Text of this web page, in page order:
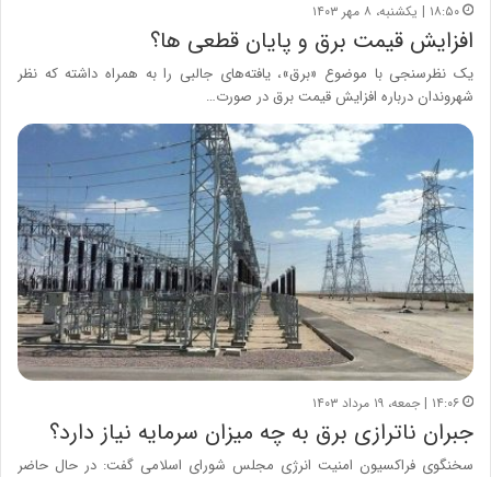
۱۸:۵۰ | یکشنبه، ۸ مهر ۱۴۰۳
افزایش قیمت برق و پایان قطعی ها؟
یک نظرسنجی با موضوع «برق»، یافته‌های جالبی را به همراه داشته که نظر
شهروندان درباره افزایش قیمت برق در صورت…
۱۴:۰۶ | جمعه، ۱۹ مرداد ۱۴۰۳
جبران ناترازی برق به چه میزان سرمایه نیاز دارد؟
سخنگوی فراکسیون امنیت انرژی مجلس شورای اسلامی گفت: در حال حاضر